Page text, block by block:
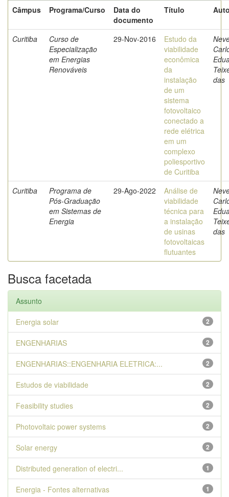
Câmpus
Programa/Curso
Data do
documento
Título
Curitiba
Curso de
Especialização
em Energias
Renováveis
29-Nov-2016
Estudo da
viabilidade
econômica
da
instalação
de um
sistema
fotovoltaico
conectado a
rede elétrica
em um
complexo
poliesportivo
de Curitiba
das
Curitiba
Programa de
Pós-Graduação
em Sistemas de
Energia
29-Ago-2022
Análise de
viabilidade
técnica para
a instalação
de usinas
fotovoltaicas
flutuantes
das
Busca facetada
Assunto
2
Energia solar
2
ENGENHARIAS
2
ENGENHARIAS::ENGENHARIA ELETRICA:...
2
Estudos de viabilidade
2
Feasibility studies
2
Photovoltaic power systems
2
Solar energy
1
Distributed generation of electri...
1
Energia - Fontes alternativas